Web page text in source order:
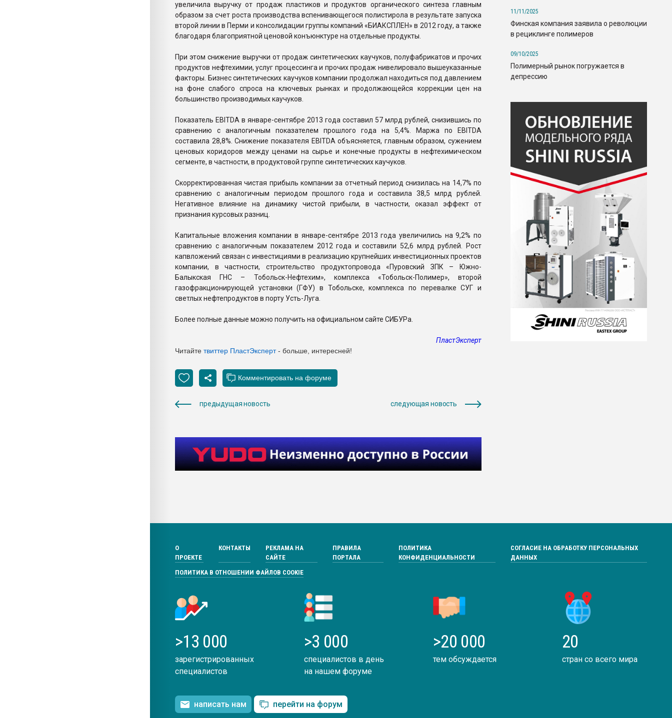
увеличила выручку от продаж пластиков и продуктов органического синтеза главным
образом за счет роста производства вспенивающегося полистирола в результате запуска
второй линии в Перми и консолидации группы компаний «БИАКСПЛЕН» в 2012 году, а также
благодаря благоприятной ценовой конъюнктуре на отдельные продукты.
При этом снижение выручки от продаж синтетических каучуков, полуфабрикатов и прочих
продуктов нефтехимии, услуг процессинга и прочих продаж нивелировало вышеуказанные
факторы. Бизнес синтетических каучуков компании продолжал находиться под давлением
на фоне слабого спроса на ключевых рынках и продолжающейся коррекции цен на
большинство производимых каучуков.
Показатель EBITDA в январе-сентябре 2013 года составил 57 млрд рублей, снизившись по
сравнению с аналогичным показателем прошлого года на 5,4%. Маржа по EBITDA
составила 28,8%. Снижение показателя EBITDA объясняется, главным образом, сужением
ценовых коридоров между ценами на сырье и конечные продукты в нефтехимическом
сегменте, в частности, в продуктовой группе синтетических каучуков.
Скорректированная чистая прибыль компании за отчетный период снизилась на 14,7% по
сравнению с аналогичным периодом прошлого года и составила 38,5 млрд рублей.
Негативное влияние на динамику чистой прибыли, в частности, оказал эффект от
признания курсовых разниц.
Капитальные вложения компании в январе-сентябре 2013 года увеличились на 9,2% по
сравнению с аналогичным показателем 2012 года и составили 52,6 млрд рублей. Рост
капвложений связан с инвестициями в реализацию крупнейших инвестиционных проектов
компании, в частности, строительство продуктопровода «Пуровский ЗПК – Южно-
Балыкская ГНС – Тобольск-Нефтехим», комплекса «Тобольск-Полимер», второй
газофракционирующей установки (ГФУ) в Тобольске, комплекса по перевалке СУГ и
светлых нефтепродуктов в порту Усть-Луга.
Более полные данные можно получить на официальном сайте СИБУРа.
ПластЭксперт
Читайте твиттер ПластЭксперт- больше, интересней!
предыдущая новость следующая новость
11/11/2025
Финская компания заявила о революции
в рециклинге полимеров
09/10/2025
Полимерный рынок погружается в
депрессию
О
ПРОЕКТЕ
КОНТАКТЫ
РЕКЛАМА НА
САЙТЕ
ПРАВИЛА
ПОРТАЛА
ПОЛИТИКА
КОНФИДЕНЦИАЛЬНОСТИ
СОГЛАСИЕ НА ОБРАБОТКУ ПЕРСОНАЛЬНЫХ
ДАННЫХ
ПОЛИТИКА В ОТНОШЕНИИ ФАЙЛОВ COOKIE
>13 000
зарегистрированных
специалистов
>3 000
специалистов в день
на нашем форуме
>20 000
тем обсуждается
20
стран со всего мира
написать нам перейти на форум